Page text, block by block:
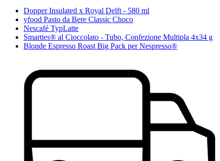
Dopper Insulated x Royal Delft - 580 ml
yfood Pasto da Bere Classic Choco
Nescafé TypLatte
Smarties® al Cioccolato - Tubo, Confezione Multipla 4x34 g
Blonde Espresso Roast Big Pack per Nespresso®